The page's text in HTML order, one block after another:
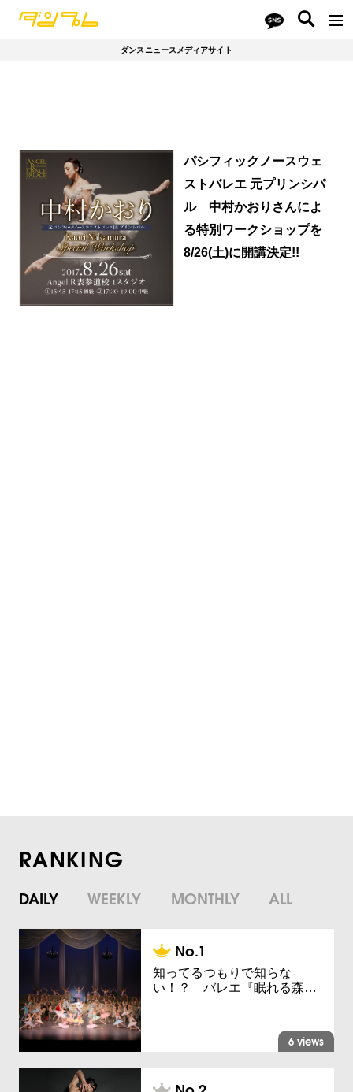
ダンスニュースメディアサイト
パシフィックノースウェ
ストバレエ 元プリンシパ
ル 中村かおりさんによ
る特別ワークショップを
8/26(土)に開講決定!!
RANKING
DAILY WEEKLY MONTHLY ALL
知ってるつもりで知らな
い！？ バレエ『眠れる森…
6 views